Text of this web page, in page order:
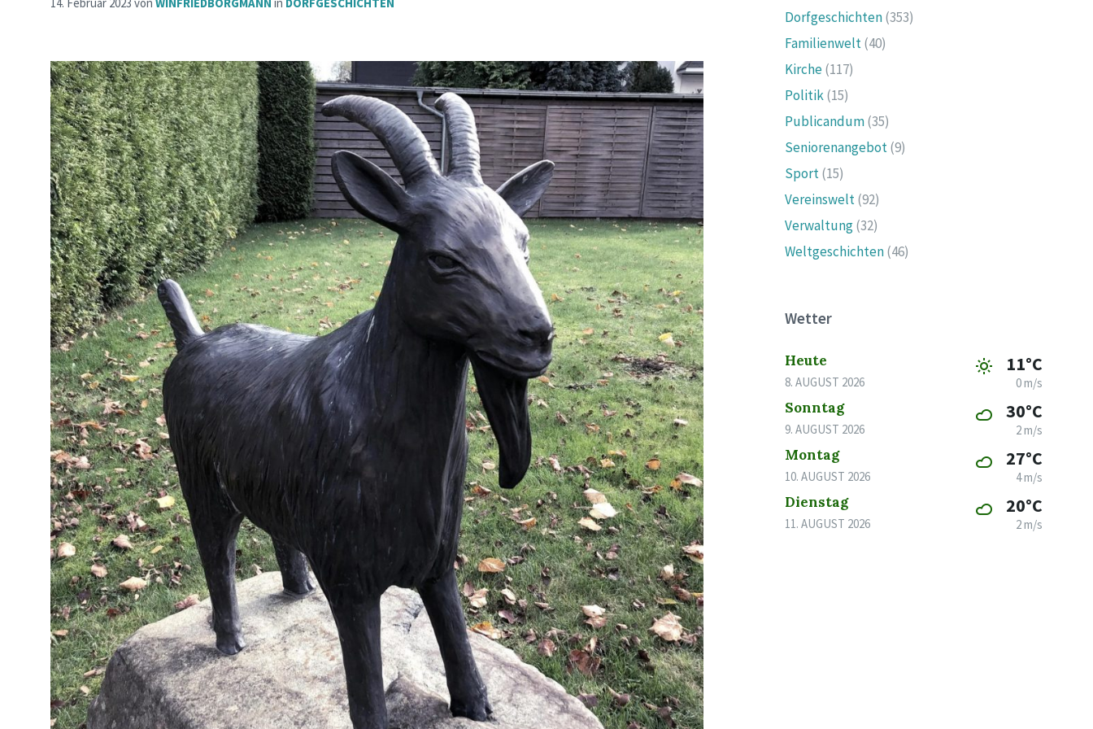
Dorfgeschichten(353)
Familienwelt(40)
Kirche(117)
Politik(15)
Publicandum(35)
Seniorenangebot(9)
Sport(15)
Vereinswelt(92)
Verwaltung(32)
Weltgeschichten(46)
Wetter
Heute
8. AUGUST 2026
11°C
0 m/s
Sonntag
9. AUGUST 2026
30°C
2 m/s
Montag
10. AUGUST 2026
27°C
4 m/s
Dienstag
11. AUGUST 2026
20°C
2 m/s